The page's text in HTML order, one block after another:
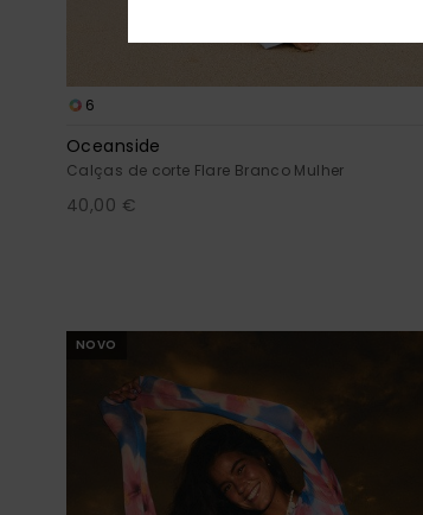
6
Oceanside
Calças de corte Flare Branco Mulher
40,00 €
NOVO